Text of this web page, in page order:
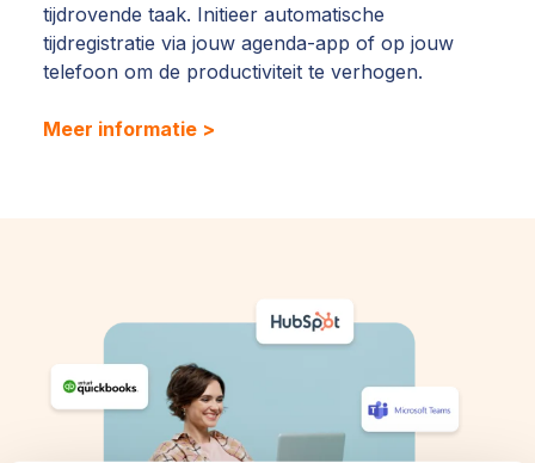
tijdrovende taak. Initieer automatische
tijdregistratie via jouw agenda-app of op jouw
telefoon om de productiviteit te verhogen.
Meer informatie >